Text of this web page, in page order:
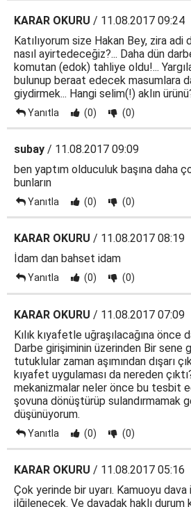
KARAR OKURU / 11.08.2017 09:24
Katılıyorum size Hakan Bey, zira
nasıl ayirtedeceğiz?... Daha dün
komutan (edok) tahliye oldu!...
bulunup beraat edecek masumlara
giydirmek... Hangi selim(!) aklın
Yanıtla (0) (0)
subay / 11.08.2017 09:09
ben yaptım olduculuk başına daha
bunların
Yanıtla (0) (0)
KARAR OKURU / 11.08.2017 08:19
İdam dan bahset idam
Yanıtla (0) (0)
KARAR OKURU / 11.08.2017 07:09
Kılık kıyafetle uğraşılacağına önce
Darbe girişiminin üzerinden Bir sene
tutuklular zaman aşımından dışarı
kıyafet uygulaması da nereden
mekanizmalar neler önce bu tesbit
şovuna dönüştürüp sulandırmamak
düşünüyorum.
Yanıtla (0) (0)
KARAR OKURU / 11.08.2017 05:16
Çok yerinde bir uyarı. Kamuoyu
ilğilenecek. Ve davadak haklı durum